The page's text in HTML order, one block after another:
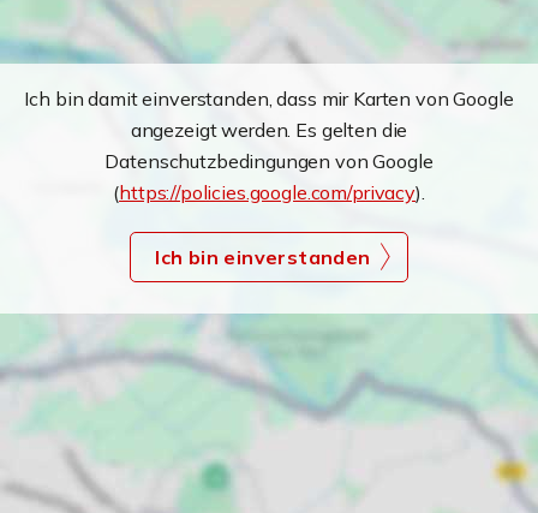
Ich bin damit einverstanden, dass mir Karten von Google
angezeigt werden. Es gelten die
Datenschutzbedingungen von Google
(https://policies.google.com/privacy).
Ich bin einverstanden